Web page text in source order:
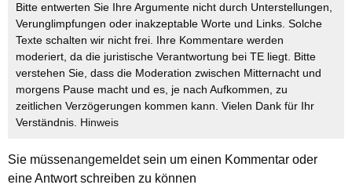
Bitte entwerten Sie Ihre Argumente nicht durch Unterstellungen,
Verunglimpfungen oder inakzeptable Worte und Links. Solche
Texte schalten wir nicht frei. Ihre Kommentare werden
moderiert, da die juristische Verantwortung bei TE liegt. Bitte
verstehen Sie, dass die Moderation zwischen Mitternacht und
morgens Pause macht und es, je nach Aufkommen, zu
zeitlichen Verzögerungen kommen kann. Vielen Dank für Ihr
Verständnis. Hinweis
Sie müssenangemeldetsein um einen Kommentar oder
eine Antwort schreiben zu können